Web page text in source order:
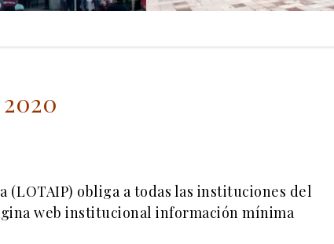
(LOTAIP) obliga a todas las instituciones del
web institucional información mínima